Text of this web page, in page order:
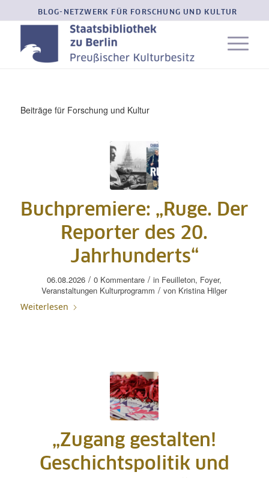
BLOG-NETZWERK FÜR FORSCHUNG UND KULTUR
Beiträge für Forschung und Kultur
Buchpremiere: „Ruge. Der
Reporter des 20.
Jahrhunderts“
06.08.2026 / 0 Kommentare / in Feuilleton, Foyer,
Veranstaltungen Kulturprogramm / von Kristina Hilger
Weiterlesen
„Zugang gestalten!
Geschichtspolitik und